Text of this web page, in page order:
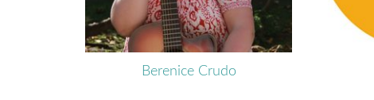
Berenice Crudo